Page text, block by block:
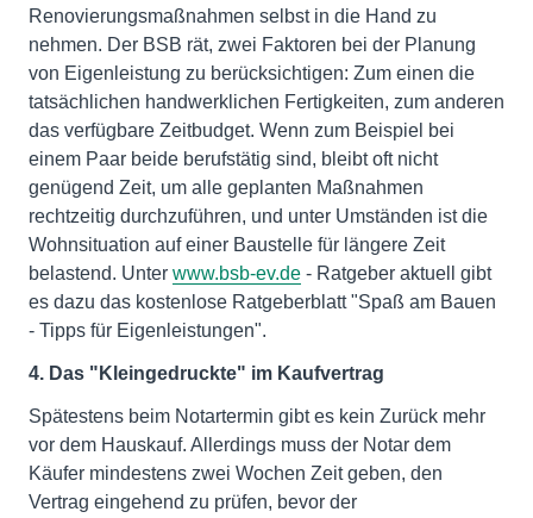
Renovierungsmaßnahmen selbst in die Hand zu
nehmen. Der BSB rät, zwei Faktoren bei der Planung
von Eigenleistung zu berücksichtigen: Zum einen die
tatsächlichen handwerklichen Fertigkeiten, zum anderen
das verfügbare Zeitbudget. Wenn zum Beispiel bei
einem Paar beide berufstätig sind, bleibt oft nicht
genügend Zeit, um alle geplanten Maßnahmen
rechtzeitig durchzuführen, und unter Umständen ist die
Wohnsituation auf einer Baustelle für längere Zeit
belastend. Unter www.bsb-ev.de - Ratgeber aktuell gibt
es dazu das kostenlose Ratgeberblatt "Spaß am Bauen
- Tipps für Eigenleistungen".
4. Das "Kleingedruckte" im Kaufvertrag
Spätestens beim Notartermin gibt es kein Zurück mehr
vor dem Hauskauf. Allerdings muss der Notar dem
Käufer mindestens zwei Wochen Zeit geben, den
Vertrag eingehend zu prüfen, bevor der